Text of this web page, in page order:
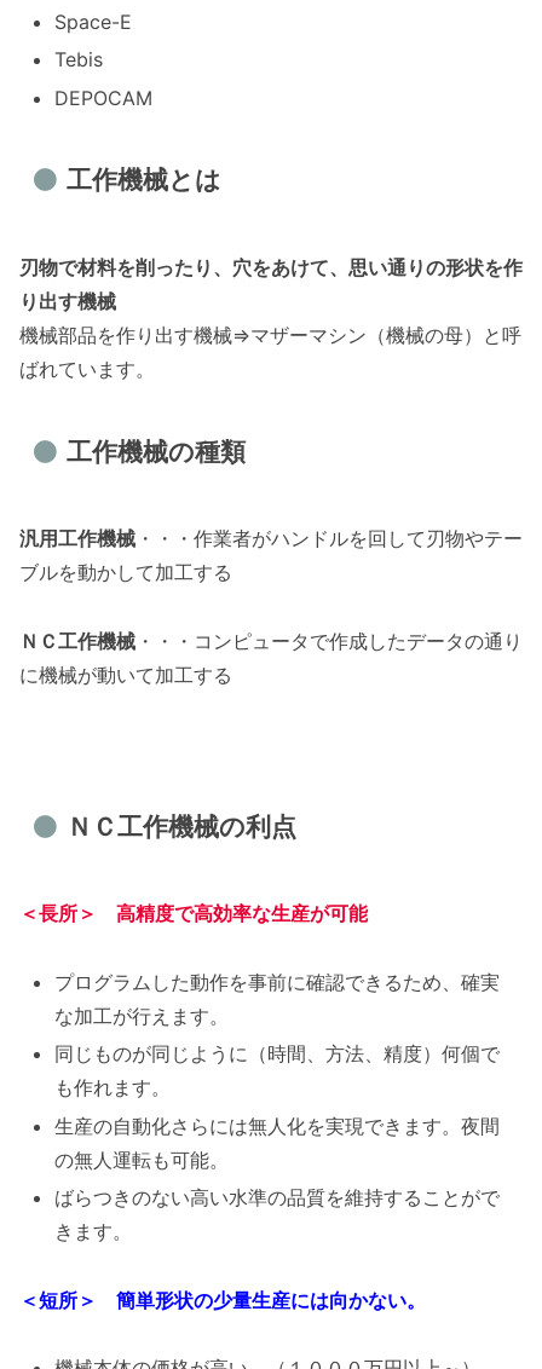
Space-E
Tebis
DEPOCAM
工作機械とは
刃物で材料を削ったり、穴をあけて、思い通りの形状を作
り 出す機械
機械部品を作り出す機械⇒マザーマシン（機械の母）と呼
ばれています。
工作機械の種類
汎用工作機械 ・・・作業者がハンドルを回して刃物やテー
ブルを動かして加工する
ＮＣ工作機械 ・・・コンピュータで作成したデータの通り
に機械が動いて加工する
ＮＣ工作機械の利点
＜長所＞ 高精度で高効率な生産が可能
プログラムした動作を事前に確認できるため、確実
な加工が行えます。
同じものが同じように（時間、方法、精度）何個で
も作れます。
生産の自動化さらには無人化を実現できます。夜間
の無人運転も可能。
ばらつきのない高い水準の品質を維持することがで
きます。
＜短所＞ 簡単形状の少量生産には向かない。